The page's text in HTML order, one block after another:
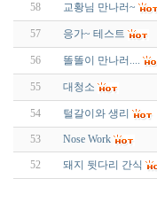
58 교황님 만나러~
57 응가~ 테스트
56 똘똘이 만나러....
55 대청소
54 털갈이와 생리
53 Nose Work
52 돼지 뒷다리 간식